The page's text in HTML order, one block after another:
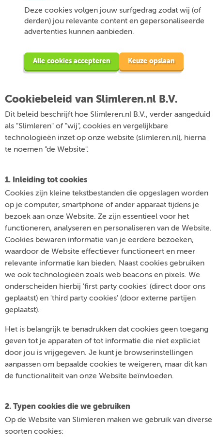
Deze cookies volgen jouw surfgedrag zodat wij (of
derden) jou relevante content en gepersonaliseerde
advertenties kunnen aanbieden.
Alle cookies accepteren Keuze opslaan
Cookiebeleid van Slimleren.nl B.V.
Dit beleid beschrijft hoe Slimleren.nl B.V., verder aangeduid
als "Slimleren" of "wij", cookies en vergelijkbare
technologieën inzet op onze website (slimleren.nl), hierna
te noemen "de Website".
1. Inleiding tot cookies
Cookies zijn kleine tekstbestanden die opgeslagen worden
op je computer, smartphone of ander apparaat tijdens je
bezoek aan onze Website. Ze zijn essentieel voor het
functioneren, analyseren en personaliseren van de Website.
Cookies bewaren informatie van je eerdere bezoeken,
waardoor de Website effectiever functioneert en meer
relevante informatie kan bieden. Naast cookies gebruiken
we ook technologieën zoals web beacons en pixels. We
onderscheiden hierbij 'first party cookies' (direct door ons
geplaatst) en 'third party cookies' (door externe partijen
geplaatst).
Het is belangrijk te benadrukken dat cookies geen toegang
geven tot je apparaten of tot informatie die niet expliciet
door jou is vrijgegeven. Je kunt je browserinstellingen
aanpassen om bepaalde cookies te weigeren, maar dit kan
de functionaliteit van onze Website beïnvloeden.
2. Typen cookies die we gebruiken
Op de Website van Slimleren maken we gebruik van diverse
soorten cookies: